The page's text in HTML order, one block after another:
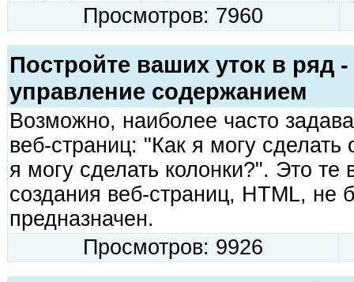
Просмотров: 7960
Постройте ваших уток в ряд
управление содержанием
Возможно, наиболее часто
веб-страниц: "Как я могу сделать
я могу сделать колонки?". Это
создания веб-страниц, HTML, не
предназначен.
Просмотров: 9926